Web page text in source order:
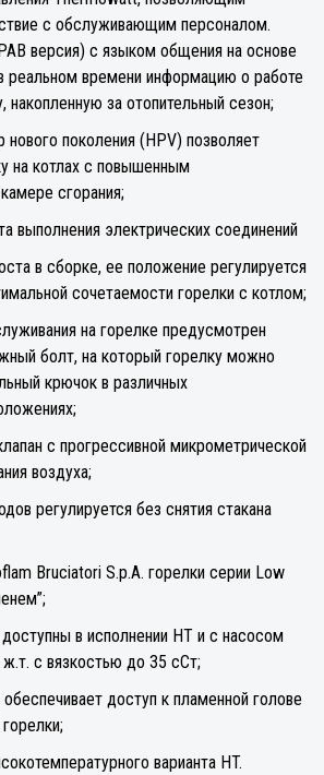
с обслуживающим персоналом.
версия) с языком общения на основе
реальном времени информацию о работе
накопленную за отопительный сезон;
поколения (HPV) позволяет
на котлах с повышенным
сгорания;
выполнения электрических соединений
в сборке, ее положение регулируется
сочетаемости горелки с котлом;
на горелке предусмотрен
болт, на который горелку можно
крючок в различных
с прогрессивной микрометрической
воздуха;
регулируется без снятия стакана
Bruciatori S.p.A. горелки cepии Low
в исполнении HT и с насосом
ж.т. с вязкостью до 35 сСт;
доступ к пламенной голове
варианта HT.